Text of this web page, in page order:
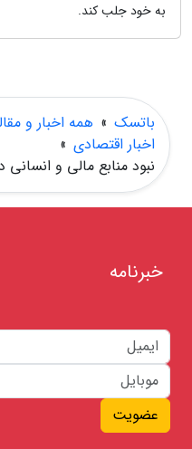
به خود جلب کند.
باتسک » همه اخبار و
اخبار اقتصادی »
نبود منابع مالی و
خبرنامه
عضویت